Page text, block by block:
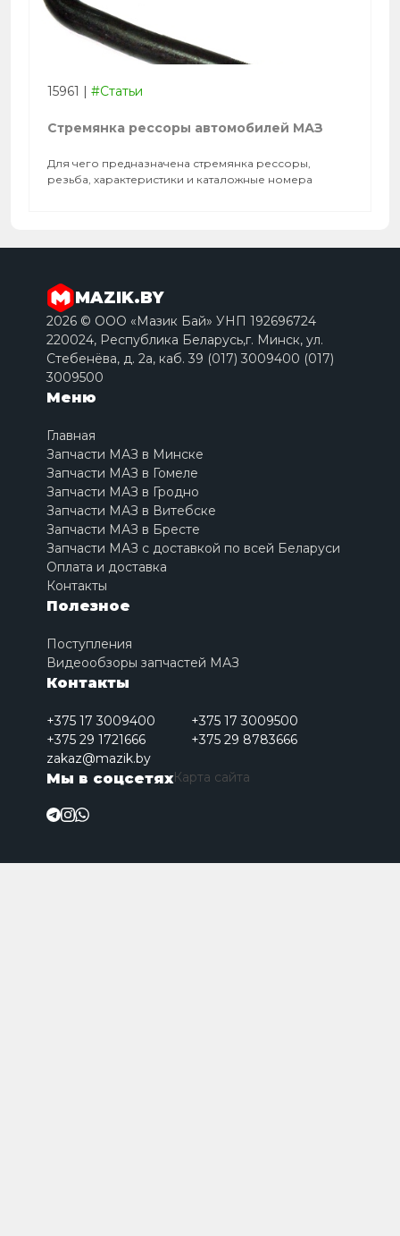
15961 | #Статьи
Стремянка рессоры автомобилей МАЗ
Для чего предназначена стремянка рессоры,
резьба, характеристики и каталожные номера
MAZIK.BY
2026 © ООО «Мазик Бай» УНП 192696724
220024, Республика Беларусь,г. Минск, ул.
Стебенёва, д. 2a, каб. 39 (017) 3009400 (017)
3009500
Меню
Главная
Запчасти МАЗ в Минске
Запчасти МАЗ в Гомеле
Запчасти МАЗ в Гродно
Запчасти МАЗ в Витебске
Запчасти МАЗ в Бресте
Запчасти МАЗ с доставкой по всей Беларуси
Оплата и доставка
Контакты
Полезное
Поступления
Видеообзоры запчастей МАЗ
Контакты
+375 17 3009400
+375 17 3009500
+375 29 1721666
+375 29 8783666
zakaz@mazik.by
Мы в соцсетяхКарта сайта